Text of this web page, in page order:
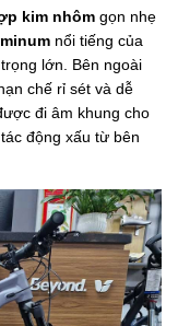
kim nhôm gọn nhẹ
nổi tiếng của
lớn. Bên ngoài
chế rỉ sét và dễ
đi âm khung cho
động xấu từ bên